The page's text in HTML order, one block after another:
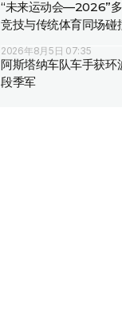
“未来运动会—2026”
竞技与传统体育同场碰
2026年8月5日 07:35
阿斯塔纳车队车手获环
段季军